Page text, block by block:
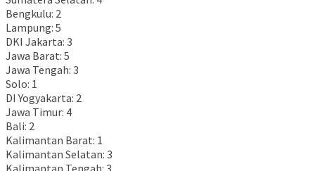
Bengkulu: 2
Lampung: 5
DKI Jakarta: 3
Jawa Barat: 5
Jawa Tengah: 3
Solo: 1
DI Yogyakarta: 2
Jawa Timur: 4
Bali: 2
Kalimantan Barat: 1
Kalimantan Selatan: 3